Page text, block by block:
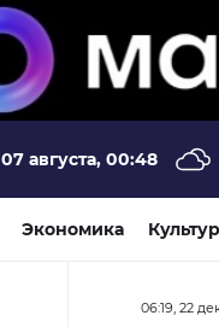
07 августа, 00:48
Экономика
06:19, 22